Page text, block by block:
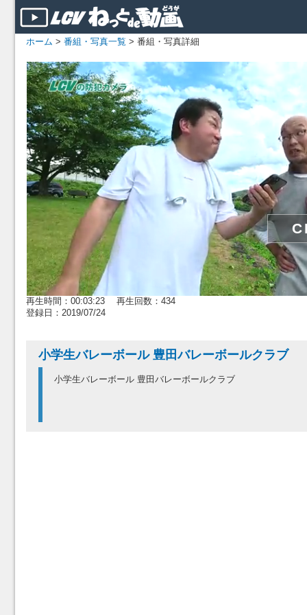
ホーム > 番組・写真一覧 > 番組・写真詳細
再生時間：00:03:23 再生回数：434
登録日：2019/07/24
小学生バレーボール 豊田バレーボールクラブ
小学生バレーボール 豊田バレーボールクラブ